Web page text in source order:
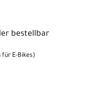
bestellbar
für E-Bikes)